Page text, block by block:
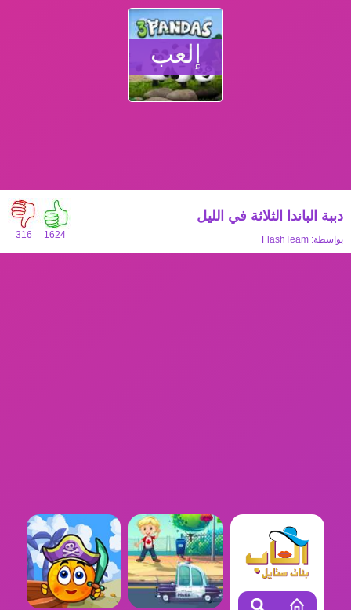
إلعب
316 1624
دببة الباندا الثلاثة في الليل
بواسطة: FlashTeam